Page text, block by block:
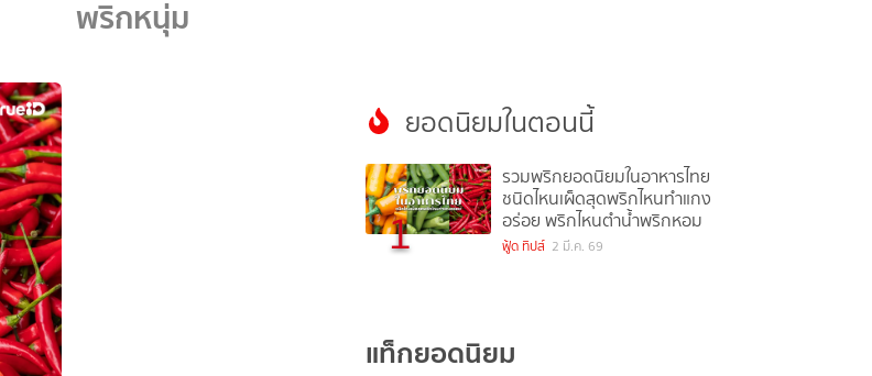
พริกหนุ่ม
ยอดนิยมในตอนนี้
1
รวมพริกยอดนิยมในอาหารไทย
ชนิดไหนเผ็ดสุดพริกไหนทำแกง
อร่อย พริกไหนตำน้ำพริกหอม
ฟู้ด ทิปส์ 2 มี.ค. 69
แท็กยอดนิยม